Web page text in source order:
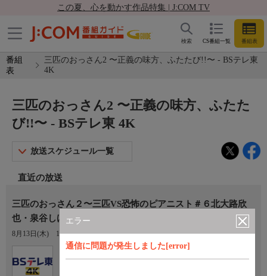
この夏、心を動かす作品特集 | J:COM TV
CS番組一覧 番組表
検索
番組
表
三匹のおっさん2 〜正義の味方、ふたたび!!〜 - BSテレ東
4K
エラー
通信に問題が発生しました[error]
三匹のおっさん2 〜正義の味方、ふたた
び!!〜 - BSテレ東 4K
放送スケジュール一覧
直近の放送
三匹のおっさん２〜三匹VS恐怖のピアニスト＃６北大路欣
也・泉谷しげる・志賀廣太郎[字]
8月13日(木) 19:00〜19:54
Ch.171
BSテレ東 4K